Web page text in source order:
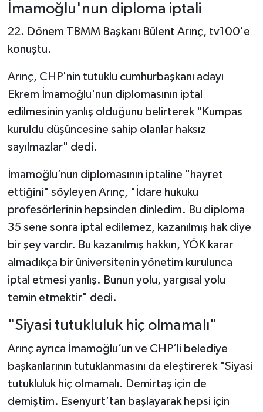
İmamoğlu'nun diploma iptali
22. Dönem TBMM Başkanı Bülent Arınç, tv100'e
konuştu.
Arınç, CHP'nin tutuklu cumhurbaşkanı adayı
Ekrem İmamoğlu'nun diplomasının iptal
edilmesinin yanlış olduğunu belirterek "Kumpas
kuruldu düşüncesine sahip olanlar haksız
sayılmazlar" dedi.
İmamoğlu’nun diplomasının iptaline "hayret
ettiğini" söyleyen Arınç, "İdare hukuku
profesörlerinin hepsinden dinledim. Bu diploma
35 sene sonra iptal edilemez, kazanılmış hak diye
bir şey vardır. Bu kazanılmış hakkın, YÖK karar
almadıkça bir üniversitenin yönetim kurulunca
iptal etmesi yanlış. Bunun yolu, yargısal yolu
temin etmektir" dedi.
"Siyasi tutukluluk hiç olmamalı"
Arınç ayrıca İmamoğlu’un ve CHP’li belediye
başkanlarının tutuklanmasını da eleştirerek "Siyasi
tutukluluk hiç olmamalı. Demirtaş için de
demiştim. Esenyurt’tan başlayarak hepsi için